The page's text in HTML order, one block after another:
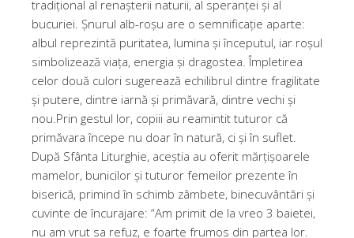
tradițional al renașterii naturii, al speranței și al
bucuriei. Șnurul alb-roșu are o semnificație aparte:
albul reprezintă puritatea, lumina și începutul, iar roșul
simbolizează viața, energia și dragostea. Împletirea
celor două culori sugerează echilibrul dintre fragilitate
și putere, dintre iarnă și primăvară, dintre vechi și
nou.Prin gestul lor, copiii au reamintit tuturor că
primăvara începe nu doar în natură, ci și în suflet.
După Sfânta Liturghie, aceștia au oferit mărțișoarele
mamelor, bunicilor și tuturor femeilor prezente în
biserică, primind în schimb zâmbete, binecuvântări și
cuvinte de încurajare: “Am primit de la vreo 3 baietei,
nu am vrut sa refuz, e foarte frumos din partea lor.